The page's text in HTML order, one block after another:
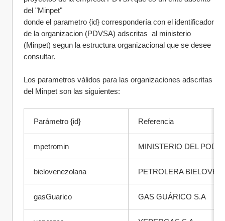
del "Minpet"
donde el parametro {id} correspondería con el identificador
de la organizacion (PDVSA) adscritas  al ministerio
(Minpet) segun la estructura organizacional que se desee
consultar.
Los parametros válidos para las organizaciones adscritas
del Minpet son las siguientes:
Parámetro {id} Referencia
mpetromin MINISTERIO DEL
bielovenezolana PETROLERA
gasGuarico GAS GUÁRICO S.A